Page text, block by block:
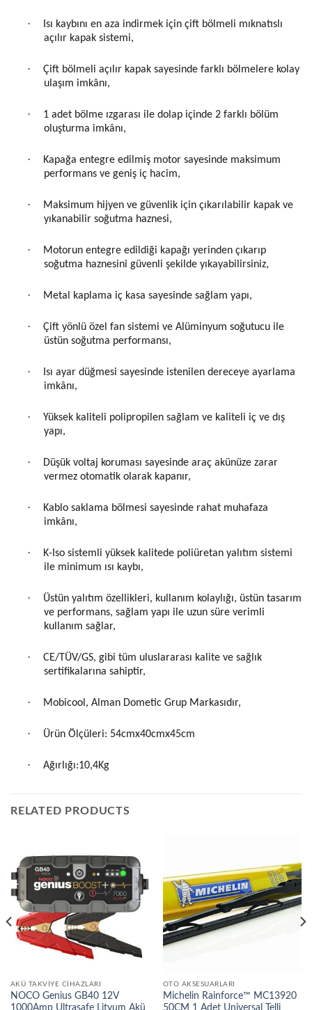
·
Isı kaybını en aza indirmek için çift bölmeli mıknatıslı
açılır kapak sistemi,
·
Çift bölmeli açılır kapak sayesinde farklı bölmelere kolay
ulaşım imkânı,
·
1 adet bölme ızgarası ile dolap içinde 2 farklı bölüm
oluşturma imkânı,
·
Kapağa entegre edilmiş motor sayesinde maksimum
performans ve geniş iç hacim,
·
Maksimum hijyen ve güvenlik için çıkarılabilir kapak ve
yıkanabilir soğutma haznesi,
·
Motorun entegre edildiği kapağı yerinden çıkarıp
soğutma haznesini güvenli şekilde yıkayabilirsiniz,
· Metal kaplama iç kasa sayesinde sağlam yapı,
·
Çift yönlü özel fan sistemi ve Alüminyum soğutucu ile
üstün soğutma performansı,
·
Isı ayar düğmesi sayesinde istenilen dereceye ayarlama
imkânı,
·
Yüksek kaliteli polipropilen sağlam ve kaliteli iç ve dış
yapı,
·
Düşük voltaj koruması sayesinde araç akünüze zarar
vermez otomatik olarak kapanır,
·
Kablo saklama bölmesi sayesinde rahat muhafaza
imkânı,
·
K-Iso sistemli yüksek kalitede poliüretan yalıtım sistemi
ile minimum ısı kaybı,
·
Üstün yalıtım özellikleri, kullanım kolaylığı, üstün tasarım
ve performans, sağlam yapı ile uzun süre verimli
kullanım sağlar,
·
CE/TÜV/GS, gibi tüm uluslararası kalite ve sağlık
sertifikalarına sahiptir,
· Mobicool, Alman Dometic Grup Markasıdır,
· Ürün Ölçüleri: 54cmx40cmx45cm
· Ağırlığı:10,4Kg
RELATED PRODUCTS
AKÜ TAKVIYE CIHAZLARI
NOCO Genius GB40 12V
1000Amp Ultrasafe Lityum Akü
OTO AKSESUARLARI
Michelin Rainforce™ MC13920
50CM 1 Adet Universal Telli